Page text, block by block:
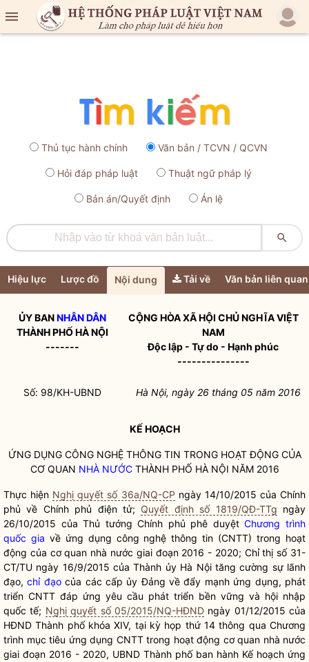

Thủ tục hành chính Văn bản / TCVN / QCVN
Hỏi đáp pháp luật Thuật ngữ pháp lý
Bản án/Quyết định Án lệ

Hiệu lực Lược đồ Nội dung Tải về Văn bản liên quan
ỦY BANNHÂN DÂN
THÀNH PHỐ HÀ NỘI
-------
CỘNG HÒA XÃ HỘI CHỦ NGHĨA VIỆT
NAM
Độc lập - Tự do - Hạnh phúc
---------------
Số: 98/KH-UBND Hà Nội, ngày 26 tháng 05 năm 2016
KẾ HOẠCH
ỨNG DỤNG CÔNG NGHỆ THÔNG TIN TRONG HOẠT ĐỘNG CỦA
CƠ QUAN NHÀ NƯỚCTHÀNH PHỐ HÀ NỘI NĂM 2016
Thực hiện Nghị quyết số 36a/NQ-CP ngày 14/10/2015 của Chính
phủ về Chính phủ điện tử; Quyết định số 1819/QĐ-TTg ngày
26/10/2015 của Thủ tướng Chính phủ phê duyệtChương trình
quốc gia về ứng dụng công nghệ thông tin (CNTT) trong hoạt
động của cơ quan nhà nước giai đoạn 2016 - 2020; Chỉ thị số 31-
CT/TU ngày 16/9/2015 của Thành ủy Hà Nội tăng cường sự lãnh
đạo,chỉ đạocủa các cấp ủy Đảng về đẩy mạnh ứng dụng, phát
triển CNTT đáp ứng yêu cầu phát triển bền vững và hội nhập
quốc tế; Nghị quyết số 05/2015/NQ-HĐNDngày 01/12/2015 của
HĐND Thành phố khóa XIV, tại kỳ họp thứ 14 thông qua Chương
trình mục tiêu ứng dụng CNTT trong hoạt động cơ quan nhà nước
giai đoạn 2016 - 2020, UBND Thành phố ban hành Kế hoạch ứng